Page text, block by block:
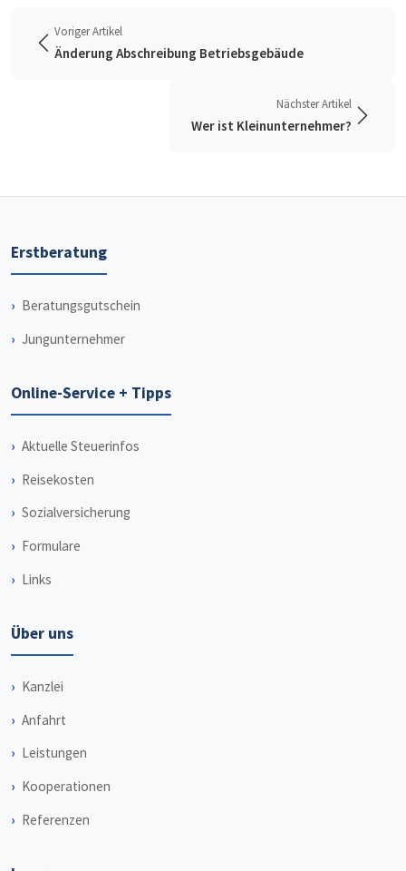
Voriger Artikel
Änderung Abschreibung Betriebsgebäude
Nächster Artikel
Wer ist Kleinunternehmer?
Erstberatung
Beratungsgutschein
Jungunternehmer
Online-Service + Tipps
Aktuelle Steuerinfos
Reisekosten
Sozialversicherung
Formulare
Links
Über uns
Kanzlei
Anfahrt
Leistungen
Kooperationen
Referenzen